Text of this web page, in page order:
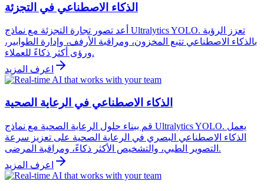
الذكاء الاصطناعي في التجزئة
أعد تصور تجارة التجزئة مع نماذج Ultralytics YOLO. تعزز الرؤية
بالذكاء الاصطناعي تتبع المخزون، ومراقبة الأرفف، وإدارة الطوابير،
ورؤى أكثر ذكاءً للعملاء.
اعرف المزيد
الذكاء الاصطناعي في الرعاية الصحية
قم ببناء حلول الرعاية الصحية مع نماذج Ultralytics YOLO. يعمل
الذكاء الاصطناعي البصري في الرعاية الصحية على تعزيز سرعة
التصوير الطبي، والتشخيص الأكثر ذكاءً، ومراقبة المرضى.
اعرف المزيد